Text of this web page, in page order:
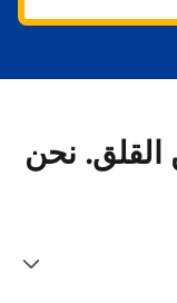
القلق. نحن